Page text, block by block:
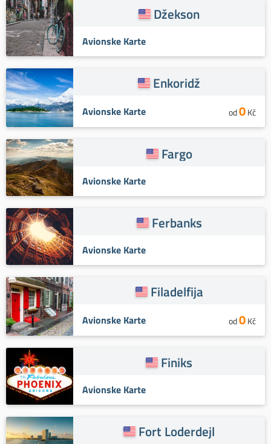
Džekson
Avionske Karte
Enkoridž
Avionske Karte od0Kč
Fargo
Avionske Karte
Ferbanks
Avionske Karte
Filadelfija
Avionske Karte od0Kč
Finiks
Avionske Karte
Fort Loderdejl